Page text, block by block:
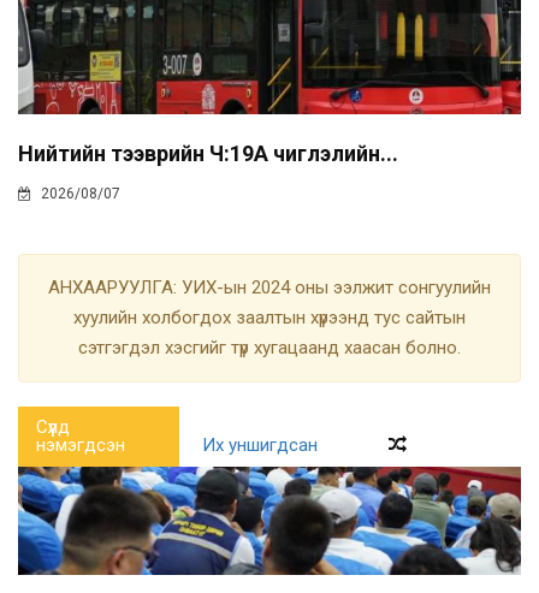
Нийтийн тээврийн Ч:19А чиглэлийн...
2026/08/07
АНХААРУУЛГА: УИХ-ын 2024 оны ээлжит сонгуулийн
хуулийн холбогдох заалтын хүрээнд тус сайтын
сэтгэгдэл хэсгийг түр хугацаанд хаасан болно.
Сүүлд
нэмэгдсэн
Их уншигдсан